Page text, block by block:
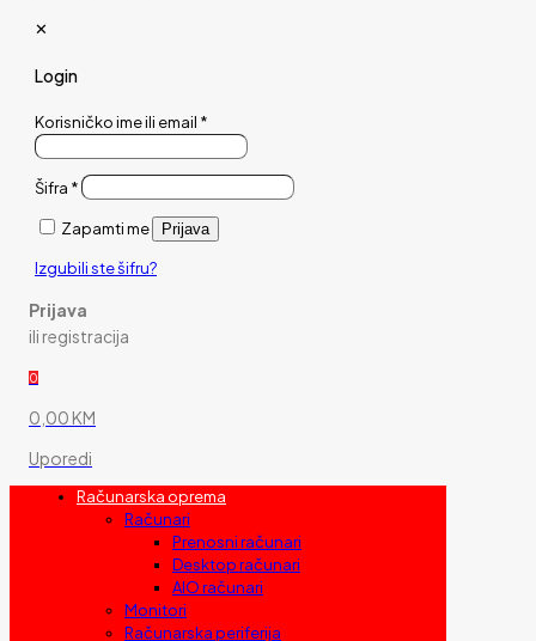
✕
Login
Korisničko ime ili email *
Šifra *
Zapamti me Prijava
Izgubili ste šifru?
Prijava
ili registracija
0
0,00 KM
Uporedi
Računarska oprema
Računari
Prenosni računari
Desktop računari
AIO računari
Monitori
Računarska periferija